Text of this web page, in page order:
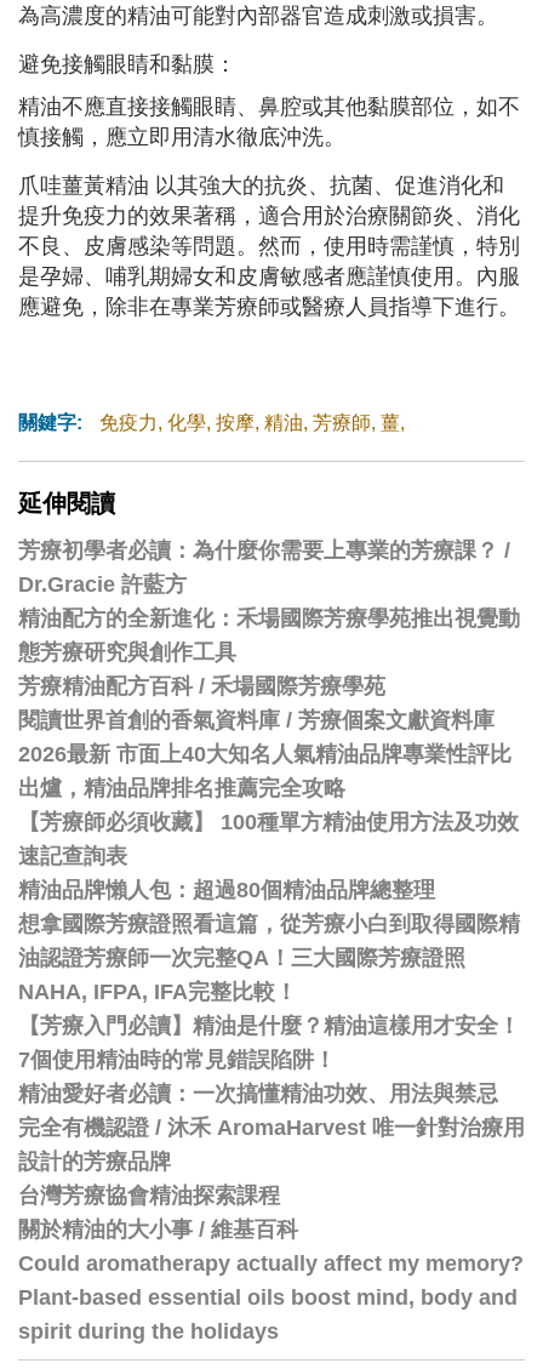
為高濃度的精油可能對內部器官造成刺激或損害。
避免接觸眼睛和黏膜：
精油不應直接接觸眼睛、鼻腔或其他黏膜部位，如不
慎接觸，應立即用清水徹底沖洗。
爪哇薑黃精油 以其強大的抗炎、抗菌、促進消化和
提升免疫力的效果著稱，適合用於治療關節炎、消化
不良、皮膚感染等問題。然而，使用時需謹慎，特別
是孕婦、哺乳期婦女和皮膚敏感者應謹慎使用。內服
應避免，除非在專業芳療師或醫療人員指導下進行。
關鍵字: 免疫力, 化學, 按摩, 精油, 芳療師, 薑,
延伸閱讀
芳療初學者必讀：為什麼你需要上專業的芳療課？ /
Dr.Gracie 許藍方
精油配方的全新進化：禾場國際芳療學苑推出視覺動
態芳療研究與創作工具
芳療精油配方百科 / 禾場國際芳療學苑
閱讀世界首創的香氣資料庫 / 芳療個案文獻資料庫
2026最新 市面上40大知名人氣精油品牌專業性評比
出爐，精油品牌排名推薦完全攻略
【芳療師必須收藏】 100種單方精油使用方法及功效
速記查詢表
精油品牌懶人包：超過80個精油品牌總整理
想拿國際芳療證照看這篇，從芳療小白到取得國際精
油認證芳療師一次完整QA！三大國際芳療證照
NAHA, IFPA, IFA完整比較！
【芳療入門必讀】精油是什麼？精油這樣用才安全！
7個使用精油時的常見錯誤陷阱！
精油愛好者必讀：一次搞懂精油功效、用法與禁忌
完全有機認證 / 沐禾 AromaHarvest 唯一針對治療用
設計的芳療品牌
台灣芳療協會精油探索課程
關於精油的大小事 / 維基百科
Could aromatherapy actually affect my memory?
Plant-based essential oils boost mind, body and
spirit during the holidays